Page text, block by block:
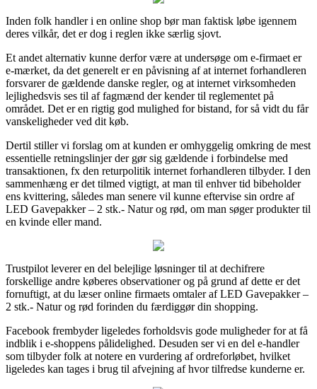
Inden folk handler i en online shop bør man faktisk løbe igennem
deres vilkår, det er dog i reglen ikke særlig sjovt.
Et andet alternativ kunne derfor være at undersøge om e-firmaet er
e-mærket, da det generelt er en påvisning af at internet forhandleren
forsvarer de gældende danske regler, og at internet virksomheden
lejlighedsvis ses til af fagmænd der kender til reglementet på
området. Det er en rigtig god mulighed for bistand, for så vidt du får
vanskeligheder ved dit køb.
Dertil stiller vi forslag om at kunden er omhyggelig omkring de mest
essentielle retningslinjer der gør sig gældende i forbindelse med
transaktionen, fx den returpolitik internet forhandleren tilbyder. I den
sammenhæng er det tilmed vigtigt, at man til enhver tid bibeholder
ens kvittering, således man senere vil kunne eftervise sin ordre af
LED Gavepakker – 2 stk.- Natur og rød, om man søger produkter til
en kvinde eller mand.
Trustpilot leverer en del belejlige løsninger til at dechifrere
forskellige andre køberes observationer og på grund af dette er det
fornuftigt, at du læser online firmaets omtaler af LED Gavepakker –
2 stk.- Natur og rød forinden du færdiggør din shopping.
Facebook frembyder ligeledes forholdsvis gode muligheder for at få
indblik i e-shoppens pålidelighed. Desuden ser vi en del e-handler
som tilbyder folk at notere en vurdering af ordreforløbet, hvilket
ligeledes kan tages i brug til afvejning af hvor tilfredse kunderne er.